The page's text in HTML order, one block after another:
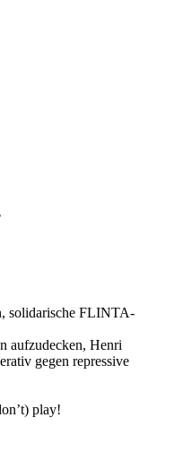
solidarische FLINTA-
aufzudecken, Henri
gegen repressive
play!